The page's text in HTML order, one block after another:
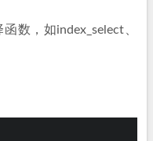
数，如index_select、